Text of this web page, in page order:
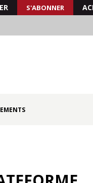
S'ABONNER